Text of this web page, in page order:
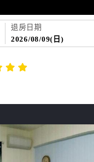
退房日期
2026/08/09(日)